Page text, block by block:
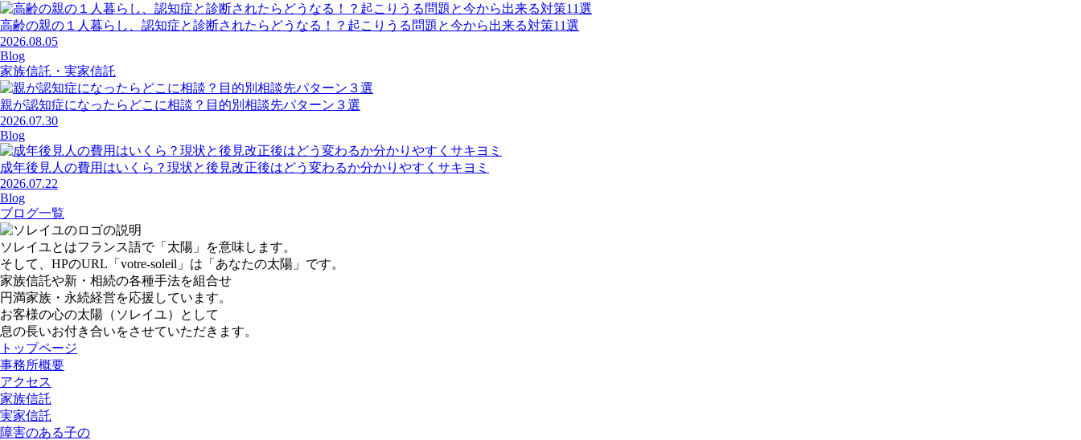
高齢の親の１人暮らし、認知症と診断されたらどうなる！？起こりうる問題と今から出来る対策11選
2026.08.05
Blog
家族信託・実家信託
親が認知症になったらどこに相談？目的別相談先パターン３選
2026.07.30
Blog
成年後見人の費用はいくら？現状と後見改正後はどう変わるか分かりやすくサキヨミ
2026.07.22
Blog
ブログ一覧
ソレイユとはフランス語で「太陽」を意味します。
そして、HPのURL「votre-soleil」は「あなたの太陽」です。
家族信託や新・相続の各種手法を組合せ
円満家族・永続経営を応援しています。
お客様の心の太陽（ソレイユ）として
息の長いお付き合いをさせていただきます。
トップページ
事務所概要
アクセス
家族信託
実家信託
障害のある子の